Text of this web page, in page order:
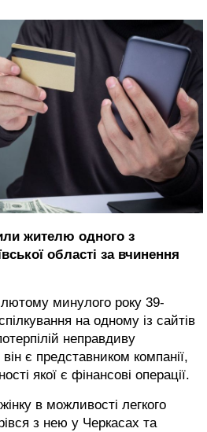
жителю одного з
області за вчинення
минулого року 39-
на одному із сайтів
неправдиву
є представником компанії,
якої є фінансові операції.
в можливості легкого
з нею у Черкасах та